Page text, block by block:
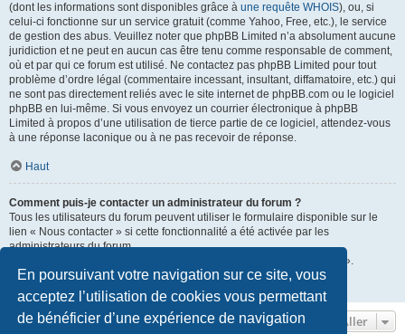
En poursuivant votre navigation sur ce site, vous
acceptez l’utilisation de cookies vous permettant
de bénéficier d’une expérience de navigation
(dont les informations sont disponibles grâce à une requête WHOIS), ou, si
celui-ci fonctionne sur un service gratuit (comme Yahoo, Free, etc.), le service
de gestion des abus. Veuillez noter que phpBB Limited n’a absolument aucune
juridiction et ne peut en aucun cas être tenu comme responsable de comment,
où et par qui ce forum est utilisé. Ne contactez pas phpBB Limited pour tout
problème d’ordre légal (commentaire incessant, insultant, diffamatoire, etc.) qui
ne sont pas directement reliés avec le site internet de phpBB.com ou le logiciel
phpBB en lui-même. Si vous envoyez un courrier électronique à phpBB
Limited à propos d’une utilisation de tierce partie de ce logiciel, attendez-vous
à une réponse laconique ou à ne pas recevoir de réponse.
Haut
Comment puis-je contacter un administrateur du forum ?
Tous les utilisateurs du forum peuvent utiliser le formulaire disponible sur le
lien « Nous contacter » si cette fonctionnalité a été activée par les
administrateurs du forum.
Les membres du forum peuvent également utiliser le lien « L’équipe ».
Aller